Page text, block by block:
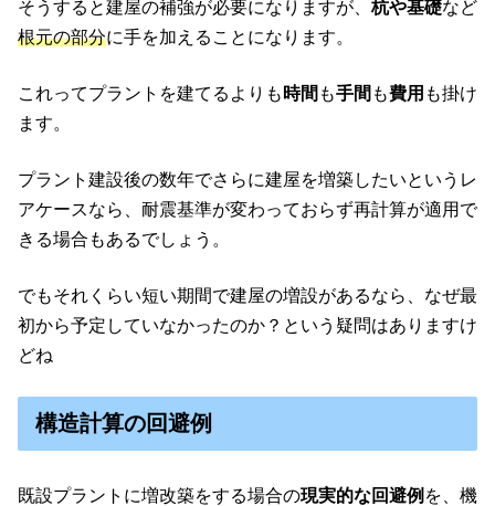
そうすると建屋の補強が必要になりますが、 杭や基礎など
根元の部分に手を加えることになります。
これってプラントを建てるよりも 時間 も手間 も費用 も掛け
ます。
プラント建設後の数年でさらに建屋を増築したいというレ
アケースなら、耐震基準が変わっておらず再計算が適用で
きる場合もあるでしょう。
でもそれくらい短い期間で建屋の増設があるなら、なぜ最
初から予定していなかったのか？という疑問はありますけ
どね
構造計算の回避例
既設プラントに増改築をする場合の現実的な回避例 を、機